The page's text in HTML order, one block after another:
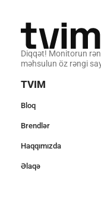
Diqqət! Monitorun
məhsulun öz rəngi
TVIM
Bloq
Brendlər
Haqqımızda
Əlaqə